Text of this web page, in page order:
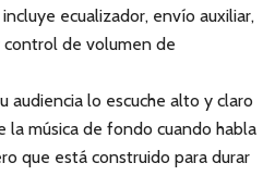
ecualizador, envío auxiliar,
de volumen de
audiencia lo escuche alto y claro
la música de fondo cuando habla
que está construido para durar